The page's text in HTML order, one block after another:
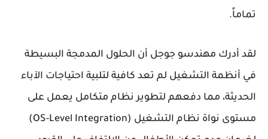
تماماً.
لقد أدرك مهندسو جوجل أن الحلول المدمجة البسيطة
في أنظمة التشغيل لم تعد كافية لتلبية احتياجات الآباء
الحديثة، مما دفعهم لتطوير نظام متكامل يعمل على
مستوى نواة نظام التشغيل (OS-Level Integration)